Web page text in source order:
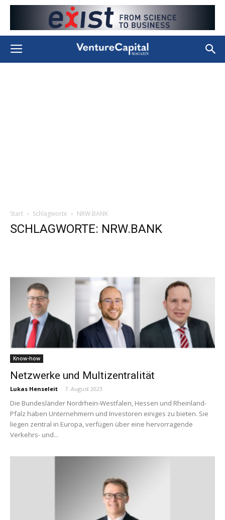
Start Schlagworte NRW.BANK
SCHLAGWORTE: NRW.BANK
Know-how
Netzwerke und Multizentralität
Lukas Henseleit - 7. August 2023
Die Bundesländer Nordrhein-Westfalen, Hessen und Rheinland-
Pfalz haben Unternehmern und Investoren einiges zu bieten. Sie
liegen zentral in Europa, verfügen über eine hervorragende
Verkehrs- und...